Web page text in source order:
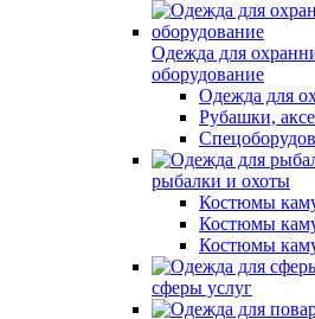
Одежда для
оборудование
Одежда для
Рубашки,
рыбалки и охоты
Костюмы
Костюмы
Костюмы
сферы услуг